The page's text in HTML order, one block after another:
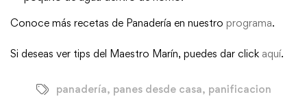
Conoce más recetas de Panadería en nuestro programa.
Si deseas ver tips del Maestro Marín, puedes dar click aquí.
panadería, panes desde casa, panificacion